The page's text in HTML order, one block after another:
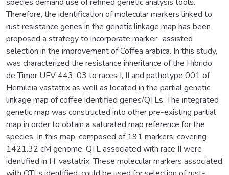
Therefore, the identification of molecular markers linked to
rust resistance genes in the genetic linkage map has been
proposed a strategy to incorporate marker- assisted
selection in the improvement of Coffea arabica. In this study,
was characterized the resistance inheritance of the Híbrido
de Timor UFV 443-03 to races I, II and pathotype 001 of
Hemileia vastatrix as well as located in the partial genetic
linkage map of coffee identified genes/QTLs. The integrated
genetic map was constructed into other pre-existing partial
map in order to obtain a saturated map reference for the
species. In this map, composed of 191 markers, covering
1421.32 cM genome, QTL associated with race II were
identified in H. vastatrix. These molecular markers associated